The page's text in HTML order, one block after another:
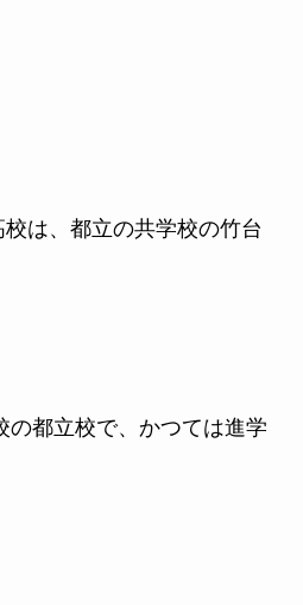
は、都立の共学校の竹台
の都立校で、かつては進学